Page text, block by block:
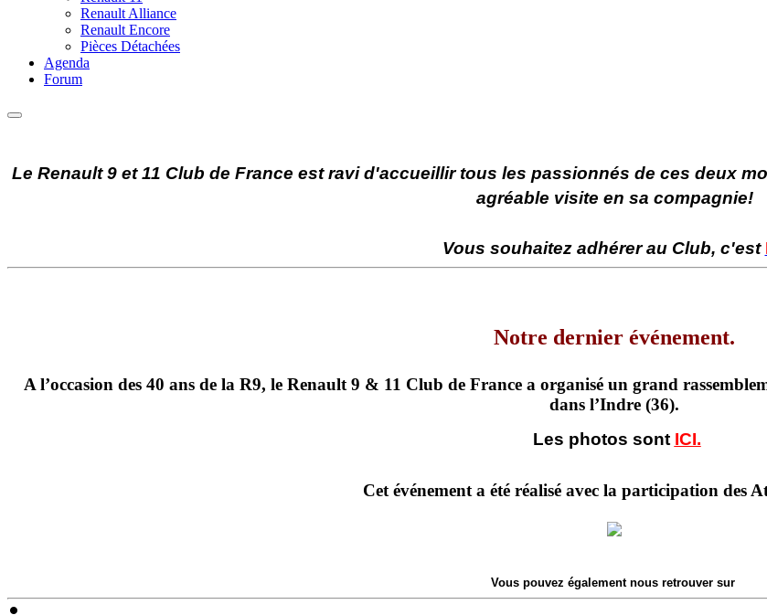
Renault Alliance
Renault Encore
Pièces Détachées
Agenda
Forum
Le Renault 9 et 11 Club de France est ravi d'accueillir tous les passionnés de ces deux
agréable visite en sa compagnie!
Vous souhaitez adhérer au Club, c'est
Notre dernier événement.
A l’occasion des 40 ans de la R9, le Renault 9 & 11 Club de France a organisé un grand
dans l’Indre (36).
Les photos sont ICI.
Cet événement a été réalisé avec la participation des
Vous pouvez également nous retrouver sur